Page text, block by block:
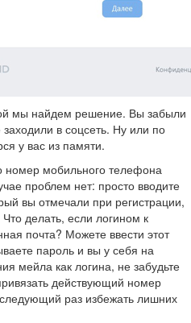
мы найдем решение. Вы забыли
в соцсеть. Ну или по
у вас из памяти.
номер мобильного телефона
проблем нет: просто вводите
вы отмечали при регистрации,
делать, если логином к
почта? Можете ввести этот
пароль и вы у себя на
мейла как логина, не забудьте
действующий номер
раз избежать лишних